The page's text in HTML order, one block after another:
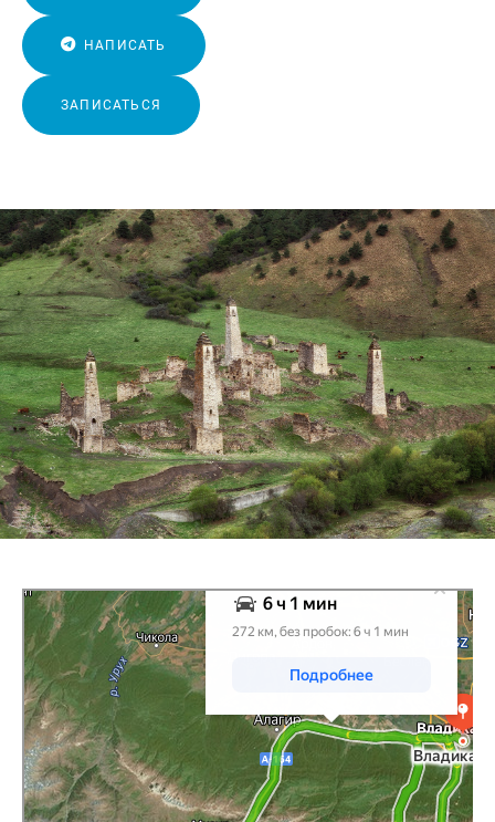
НАПИСАТЬ
ЗАПИСАТЬСЯ
Яндекс Карты
Навигатор онлайн: построение маршрута на карте — Яндекс Карты